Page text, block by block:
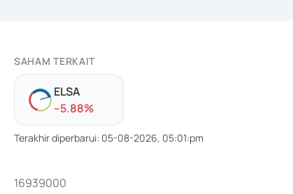
SAHAM TERKAIT
ELSA
--5.88%
Terakhir diperbarui: 05-08-2026, 05:01:pm
16939000